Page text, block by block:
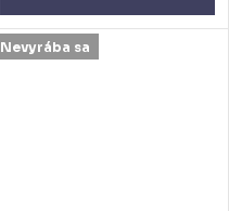
Nevyrába sa